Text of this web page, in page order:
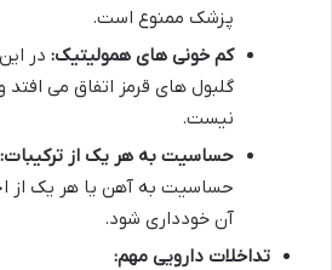
پزشک ممنوع است.
کم خونی های همولیتیک: در
گلبول های قرمز اتفاق می
نیست.
حساسیت به هر یک از ترکیبات:
حساسیت به آهن یا هر یک از
آن خودداری شود.
تداخلات دارویی مهم: